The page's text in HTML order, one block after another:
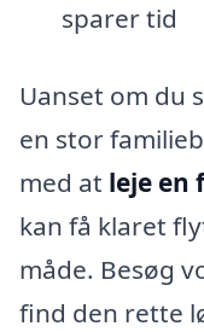
sparer tid
Uanset om du
en stor
med at leje en
kan få klaret
måde. Besøg
find den rette